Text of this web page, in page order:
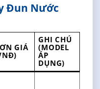
Đun Nước
GIÁ
GHI CHÚ
(MODEL
ÁP
DỤNG)